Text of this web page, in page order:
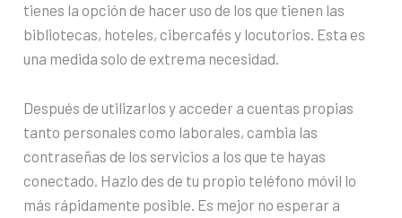
tienes la opción de hacer uso de los que tienen las
bibliotecas, hoteles, cibercafés y locutorios. Esta es
una medida solo de extrema necesidad.
Después de utilizarlos y acceder a cuentas propias
tanto personales como laborales, cambia las
contraseñas de los servicios a los que te hayas
conectado. Hazlo des de tu propio teléfono móvil lo
más rápidamente posible. Es mejor no esperar a